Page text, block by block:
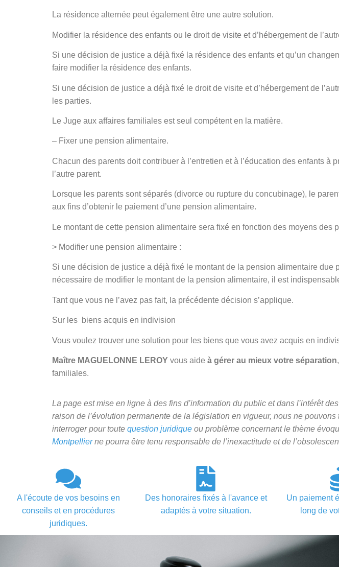
La résidence alternée peut également être une autre solution.
Modifier la résidence des enfants ou le droit de visite et d’hébergement de
Si une décision de justice a déjà fixé la résidence des enfants et qu’un
faire modifier la résidence des enfants.
Si une décision de justice a déjà fixé le droit de visite et d’hébergement de
les parties.
Le Juge aux affaires familiales est seul compétent en la matière.
– Fixer une pension alimentaire.
Chacun des parents doit contribuer à l’entretien et à l’éducation des enfants
l’autre parent.
Lorsque les parents sont séparés (divorce ou rupture du concubinage), le
aux fins d’obtenir le paiement d’une pension alimentaire.
Le montant de cette pension alimentaire sera fixé en fonction des moyens des
> Modifier une pension alimentaire :
Si une décision de justice a déjà fixé le montant de la pension alimentaire
nécessaire de modifier le montant de la pension alimentaire, il est
Tant que vous ne l’avez pas fait, la précédente décision s’applique.
Sur les biens acquis en indivision
Vous voulez trouver une solution pour les biens que vous avez acquis en
Maître MAGUELONNE LEROY vous aide à gérer au mieux votre séparation
familiales.
La page est mise en ligne à des fins d’information du public et dans l’intérêt
raison de l’évolution permanente de la législation en vigueur, nous ne
interroger pour toute question juridique ou problème concernant le thème
Montpellierne pourra être tenu responsable de l’inexactitude et de
A l'écoute de vos besoins en
conseils et en procédures
juridiques.
Des honoraires fixés à l'avance et
adaptés à votre situation.
Un paiement
long de